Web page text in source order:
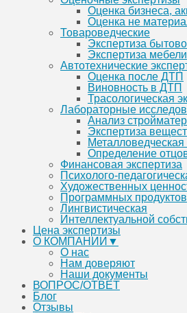
Оценка бизнеса,
Оценка не
Товароведческие
Экспертиза
Экспертиза мебели
Автотехнические
Оценка после ДТП
Виновность в ДТП
Трасологическая
Лабораторные
Анализ
Экспертиза
Металловедческая
Определение
Финансовая экспертиза
Психолого-
Художественных
Программных продуктов
Лингвистическая
Интеллектуальной
Цена экспертизы
О КОМПАНИИ▼
О нас
Нам доверяют
Наши документы
ВОПРОС/ОТВЕТ
Блог
Отзывы